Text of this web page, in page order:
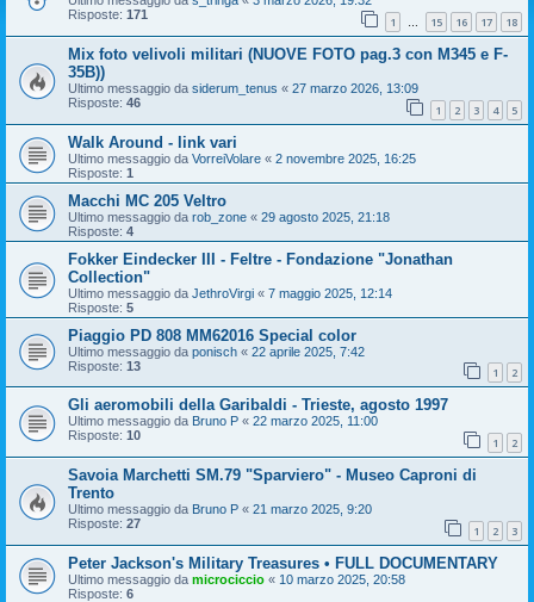
Risposte: 171 1 … 15 16 17 18
Mix foto velivoli militari (NUOVE FOTO pag.3 con M345 e F-
35B))
Ultimo messaggio da siderum_tenus « 27 marzo 2026, 13:09
Risposte: 46 1 2 3 4 5
Walk Around - link vari
Ultimo messaggio da VorreiVolare « 2 novembre 2025, 16:25
Risposte: 1
Macchi MC 205 Veltro
Ultimo messaggio da rob_zone « 29 agosto 2025, 21:18
Risposte: 4
Fokker Eindecker III - Feltre - Fondazione "Jonathan
Collection"
Ultimo messaggio da JethroVirgi « 7 maggio 2025, 12:14
Risposte: 5
Piaggio PD 808 MM62016 Special color
Ultimo messaggio da ponisch « 22 aprile 2025, 7:42
Risposte: 13 1 2
Gli aeromobili della Garibaldi - Trieste, agosto 1997
Ultimo messaggio da Bruno P « 22 marzo 2025, 11:00
Risposte: 10 1 2
Savoia Marchetti SM.79 "Sparviero" - Museo Caproni di
Trento
Ultimo messaggio da Bruno P « 21 marzo 2025, 9:20
Risposte: 27 1 2 3
Peter Jackson's Military Treasures • FULL DOCUMENTARY
Ultimo messaggio da microciccio « 10 marzo 2025, 20:58
Risposte: 6